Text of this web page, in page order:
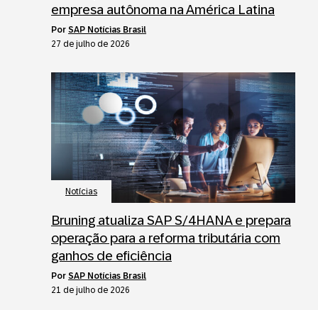
empresa autônoma na América Latina
por SAP Notícias Brasil
27 de julho de 2026
Notícias
Bruning atualiza SAP S/4HANA e prepara
operação para a reforma tributária com
ganhos de eficiência
por SAP Notícias Brasil
21 de julho de 2026